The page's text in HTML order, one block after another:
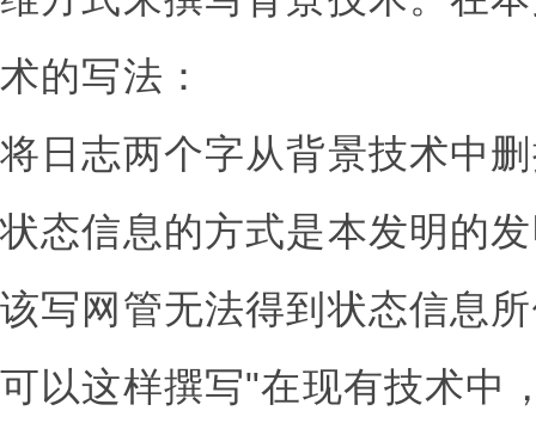
术的写法：
将日志两个字从背景技术中
状态信息的方式是本发明的
该写网管无法得到状态信息
可以这样撰写"在现有技术中